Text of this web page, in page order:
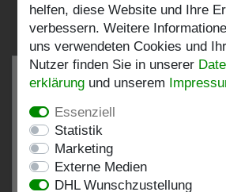
bei: shopvote.de,
helfen, diese Website und Ihre
verbessern. Weitere
uns verwendeten Cookies und
Nutzer finden Sie in unserer
erklärung und unserem
Essenziell
Statistik
Marketing
Externe Medien
DHL Wunschzustellung